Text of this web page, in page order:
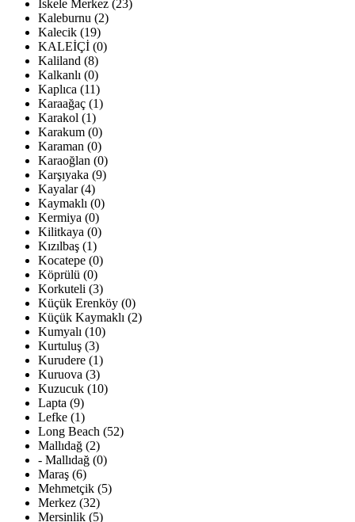
İskele Merkez (23)
Kaleburnu (2)
Kalecik (19)
KALEİÇİ (0)
Kaliland (8)
Kalkanlı (0)
Kaplıca (11)
Karaağaç (1)
Karakol (1)
Karakum (0)
Karaman (0)
Karaoğlan (0)
Karşıyaka (9)
Kayalar (4)
Kaymaklı (0)
Kermiya (0)
Kilitkaya (0)
Kızılbaş (1)
Kocatepe (0)
Köprülü (0)
Korkuteli (3)
Küçük Erenköy (0)
Küçük Kaymaklı (2)
Kumyalı (10)
Kurtuluş (3)
Kurudere (1)
Kuruova (3)
Kuzucuk (10)
Lapta (9)
Lefke (1)
Long Beach (52)
Mallıdağ (2)
- Mallıdağ (0)
Maraş (6)
Mehmetçik (5)
Merkez (32)
Mersinlik (5)